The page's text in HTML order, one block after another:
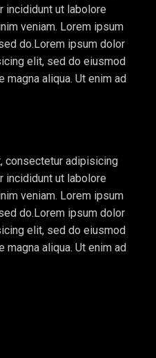
incididunt ut labolore
veniam. Lorem ipsum
do.Lorem ipsum dolor
elit, sed do eiusmod
aliqua. Ut enim ad
consectetur adipisicing
incididunt ut labolore
veniam. Lorem ipsum
do.Lorem ipsum dolor
elit, sed do eiusmod
aliqua. Ut enim ad